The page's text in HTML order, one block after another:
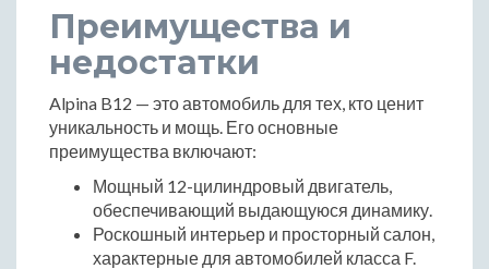
Преимущества и
недостатки
Alpina B12 — это автомобиль для тех, кто ценит
уникальность и мощь. Его основные
преимущества включают:
Мощный 12-цилиндровый двигатель,
обеспечивающий выдающуюся динамику.
Роскошный интерьер и просторный салон,
характерные для автомобилей класса F.